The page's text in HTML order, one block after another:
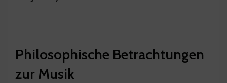
Philosophische Betrachtungen
zur Musik